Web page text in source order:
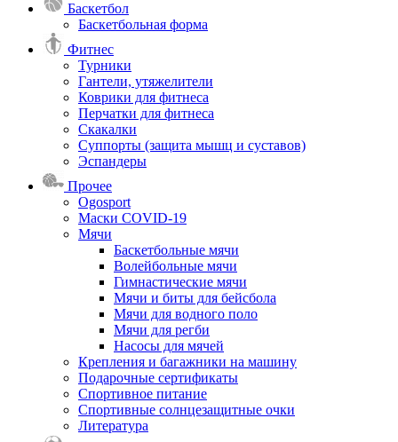
Баскетбол
Баскетбольная форма
Фитнес
Турники
Гантели, утяжелители
Коврики для фитнеса
Перчатки для фитнеса
Скакалки
Суппорты (защита мышц и суставов)
Эспандеры
Прочее
Ogosport
Маски COVID-19
Мячи
Баскетбольные мячи
Волейбольные мячи
Гимнастические мячи
Мячи и биты для бейсбола
Мячи для водного поло
Мячи для регби
Насосы для мячей
Крепления и багажники на машину
Подарочные сертификаты
Спортивное питание
Спортивные солнцезащитные очки
Литература